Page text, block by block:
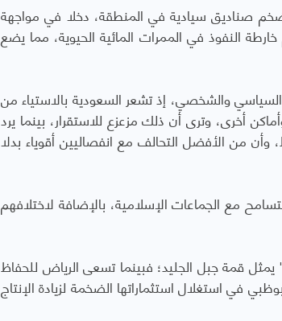
صناديق سيادية في المنطقة، دخلا في مواجهة
النفوذ في الممرات المائية الحيوية، مما يضع
والشخصي، إذ تشعر السعودية بالاستياء من
أخرى، وترى أن ذلك مزعزع للاستقرار، بينما يرد
من الأفضل التحالف مع انفصاليين أقوياء بدلا
مع الجماعات الإسلامية، بالإضافة لاختلافهم
قمة جبل الجليد؛ فبينما تسعى الرياض للحفاظ
"رؤية 2030" العملاقة، ترغب أبوظبي في استغلال استثماراتها الضخمة لزيادة الإنتاج